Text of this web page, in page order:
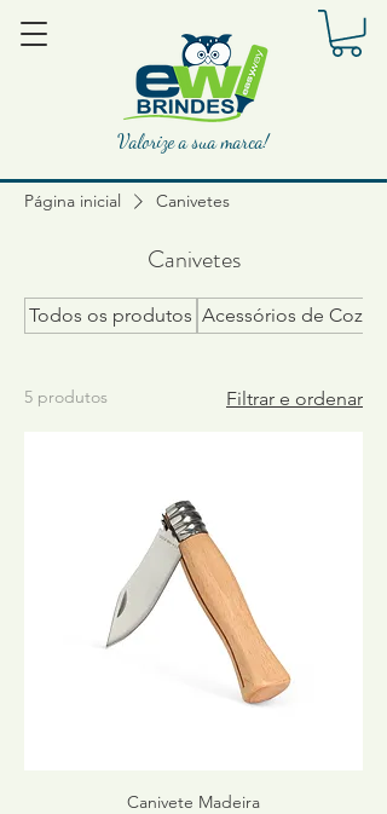
Valorize a sua marca!
Página inicial Canivetes
Canivetes
Todos os produtos Acessórios de Cozinha
5 produtos Filtrar e ordenar
Canivete Madeira